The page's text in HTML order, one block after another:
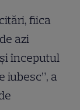
fiica
azi
începutul
iubesc”, a